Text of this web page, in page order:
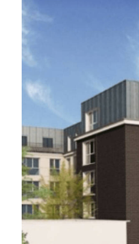
123 IM, Livry-
116 logements - 2021
Développement d’une
Senior / NF Habitat
– 15%
Due diligence
Duval, Bouvier &